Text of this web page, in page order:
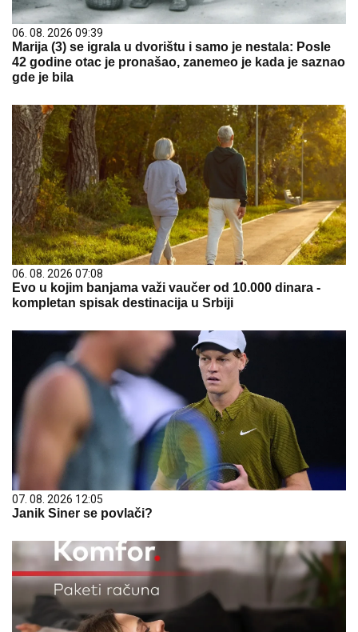
06. 08. 2026 09:39
Marija (3) se igrala u dvorištu i samo je nestala: Posle
42 godine otac je pronašao, zanemeo je kada je saznao
gde je bila
06. 08. 2026 07:08
Evo u kojim banjama važi vaučer od 10.000 dinara -
kompletan spisak destinacija u Srbiji
07. 08. 2026 12:05
Janik Siner se povlači?